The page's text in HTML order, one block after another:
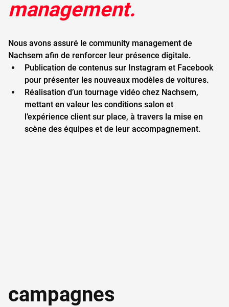
management.
Nous avons assuré le community management de
Nachsem afin de renforcer leur présence digitale.
Publication de contenus sur Instagram et Facebook
pour présenter les nouveaux modèles de voitures.
Réalisation d’un tournage vidéo chez Nachsem,
mettant en valeur les conditions salon et
l’expérience client sur place, à travers la mise en
scène des équipes et de leur accompagnement.
campagnes